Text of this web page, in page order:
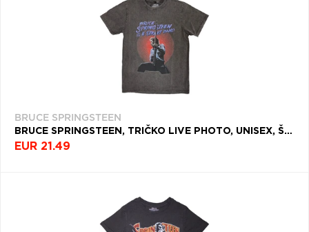
BRUCE SPRINGSTEEN
BRUCE SPRINGSTEEN, TRIČKO LIVE PHOTO, UNISEX, ŠEDÁ
EUR 21.49